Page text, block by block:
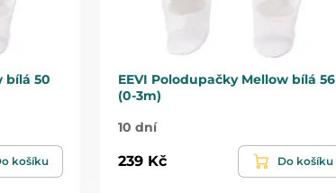
bílá 50
košíku
EEVI Polodupačky Mellow bílá 56
(0-3m)
10 dní
239 Kč Do košíku